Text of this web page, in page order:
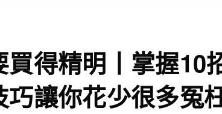
買得精明丨掌握10
巧讓你花少很多冤